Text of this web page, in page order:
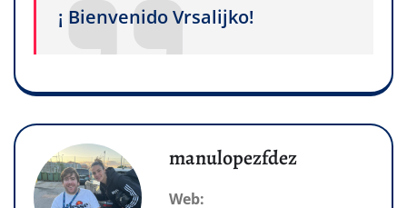
¡ Bienvenido Vrsalijko!
manulopezfdez
Web: